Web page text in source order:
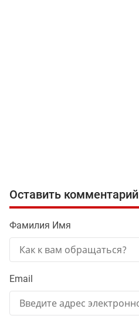
Оставить комментарий
Фамилия Имя
Email